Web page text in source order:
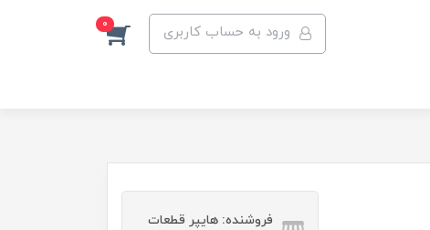
ورود به حساب کاربری 0
فروشنده: هایپر قطعات